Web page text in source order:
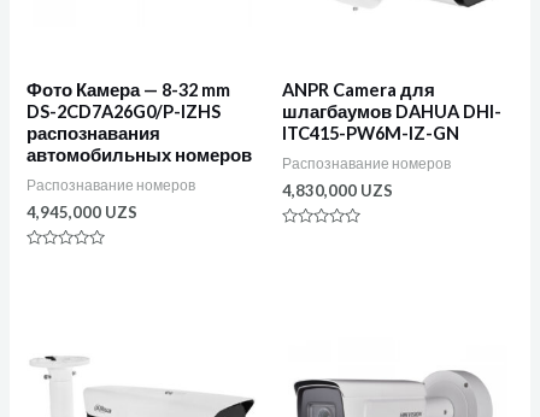
Фото Камера — 8-32 mm
DS-2CD7A26G0/P-IZHS
распознавания
автомобильных номеров
Распознавание номеров
4,945,000 UZS
ANPR Camera для
шлагбаумов DAHUA DHI-
ITC415-PW6M-IZ-GN
Распознавание номеров
4,830,000 UZS